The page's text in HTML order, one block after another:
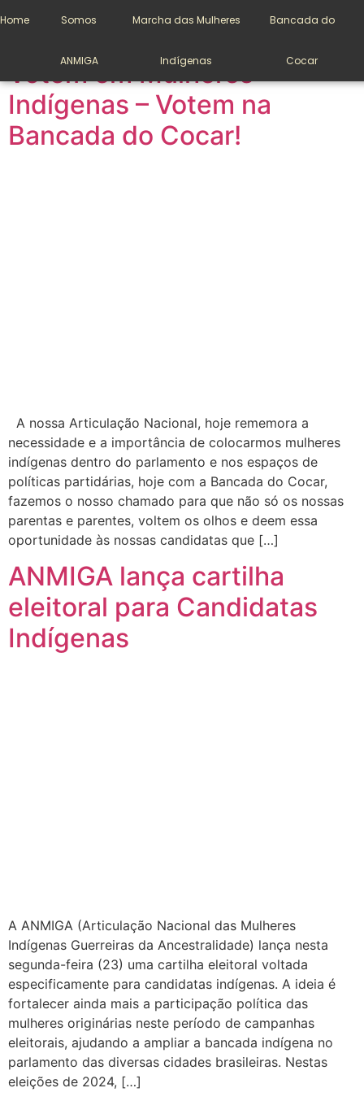
Home Somos
ANMIGA
Marcha das Mulheres
Indígenas
Bancada do
Cocar
Categoria:Notícias
Votem em Mulheres
Indígenas – Votem na
Bancada do Cocar!
A nossa Articulação Nacional, hoje rememora a
necessidade e a importância de colocarmos mulheres
indígenas dentro do parlamento e nos espaços de
políticas partidárias, hoje com a Bancada do Cocar,
fazemos o nosso chamado para que não só os nossas
parentas e parentes, voltem os olhos e deem essa
oportunidade às nossas candidatas que […]
ANMIGA lança cartilha
eleitoral para Candidatas
Indígenas
A ANMIGA (Articulação Nacional das Mulheres
Indígenas Guerreiras da Ancestralidade) lança nesta
segunda-feira (23) uma cartilha eleitoral voltada
especificamente para candidatas indígenas. A ideia é
fortalecer ainda mais a participação política das
mulheres originárias neste período de campanhas
eleitorais, ajudando a ampliar a bancada indígena no
parlamento das diversas cidades brasileiras. Nestas
eleições de 2024, […]